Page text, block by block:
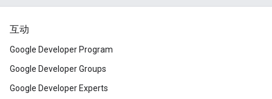
互动
Google Developer Program
Google Developer Groups
Google Developer Experts